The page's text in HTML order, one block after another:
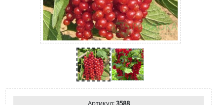
Артикул:3588